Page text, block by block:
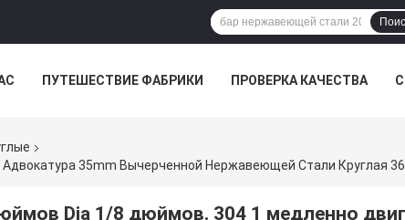
ПУТЕШЕСТВИЕ ФАБРИКИ ПРОВЕРКА КАЧЕСТВА
35mm Вычерченной Нержавеющей Стали Круглая
Dia 1/8 дюймов. 304 1 медленно